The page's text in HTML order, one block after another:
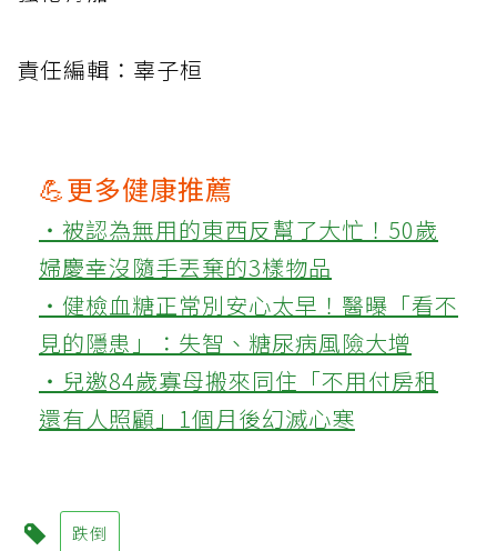
責任編輯：辜子桓
💪更多健康推薦
‧被認為無用的東西反幫了大忙！50歲
婦慶幸沒隨手丟棄的3樣物品
‧健檢血糖正常別安心太早！醫曝「看不
見的隱患」：失智、糖尿病風險大增
‧兒邀84歲寡母搬來同住「不用付房租
還有人照顧」1個月後幻滅心寒
跌倒